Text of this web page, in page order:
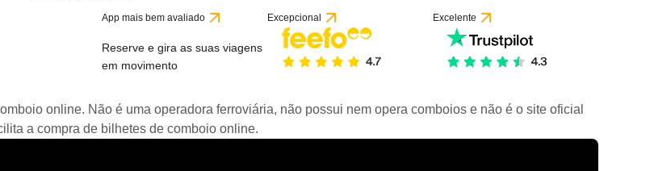
App mais bem avaliado
Reserve e gira as suas viagens
em movimento
Excepcional Excelente
online. Não é uma operadora ferroviária, não possui nem opera comboios e não é o site oficial
a compra de bilhetes de comboio online.